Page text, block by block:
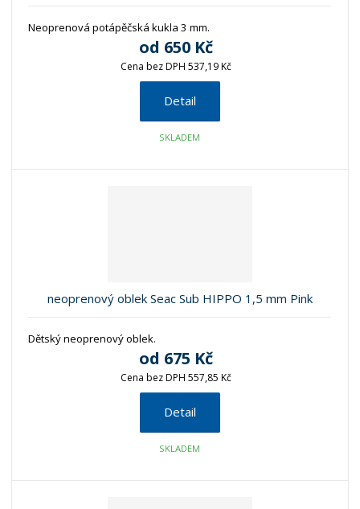
Neoprenová potápěčská kukla 3 mm.
od 650 Kč
Cena bez DPH 537,19 Kč
Detail
SKLADEM
neoprenový oblek Seac Sub HIPPO 1,5 mm Pink
Dětský neoprenový oblek.
od 675 Kč
Cena bez DPH 557,85 Kč
Detail
SKLADEM